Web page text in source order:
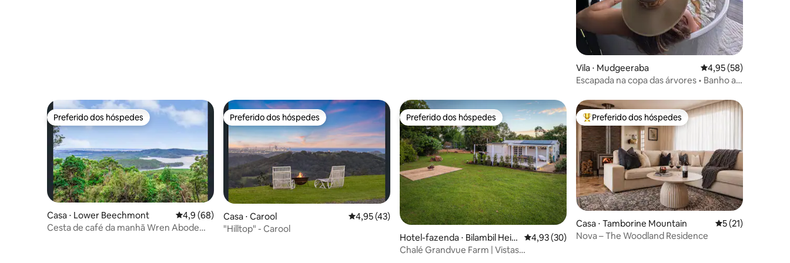
Vila ⋅ Mudgeeraba 4,95 de uma
4,95 (58)
Escapada na copa das árvores • Banho ao
Preferido dos hóspedes
Preferido dos hóspedes
Casa ⋅ Lower Beechmont 4,9 de uma avaliação média de 5, 68 avaliações
4,9 (68)
Cesta de café da manhã Wren Abode
Preferido dos hóspedes
Preferido dos hóspedes
Casa ⋅ Carool 4,95 de uma avaliação média de 5, 43 avaliações
4,95 (43)
"Hilltop" - Carool
Preferido dos hóspedes
Preferido dos hóspedes
Hotel-fazenda ⋅ Bilambil Heig
hts
4,93 de uma avaliação média de 5, 30 avaliações
4,93 (30)
Chalé Grandvue Farm | Vistas
Entre os melhores preferidos dos hóspedes
Preferido dos hóspedes
Casa ⋅ Tamborine Mountain 5 de uma
5 (21)
Nova – The Woodland Residence